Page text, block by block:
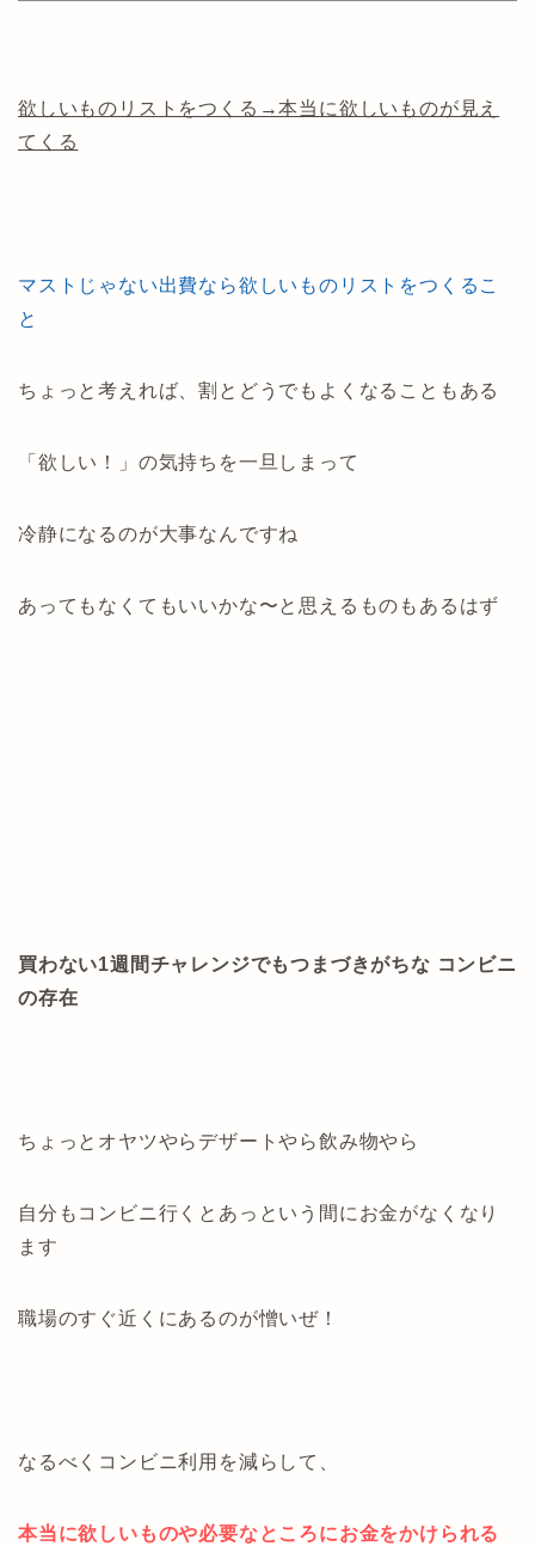
欲しいものリストをつくる→本当に欲しいものが見え
てくる
マストじゃない出費なら欲しいものリストをつくるこ
と
ちょっと考えれば、割とどうでもよくなることもある
「欲しい！」の気持ちを一旦しまって
冷静になるのが大事なんですね
あってもなくてもいいかな〜と思えるものもあるはず
買わない1週間チャレンジでもつまづきがちな コンビニ
の存在
ちょっとオヤツやらデザートやら飲み物やら
自分もコンビニ行くとあっという間にお金がなくなり
ます
職場のすぐ近くにあるのが憎いぜ！
なるべくコンビニ利用を減らして、
本当に欲しいものや必要なところにお金をかけられる